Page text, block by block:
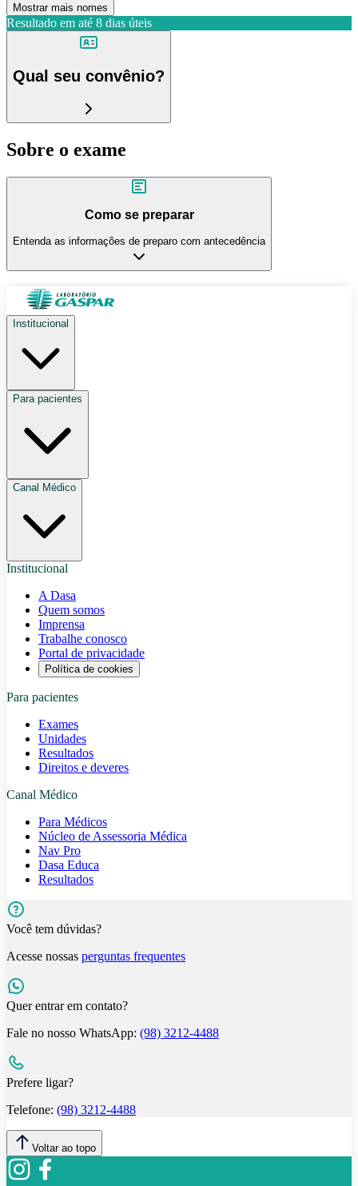
Mostrar mais nomes
Resultado em até 8 dias úteis
Qual seu convênio?
Sobre o exame
Como se preparar
Entenda as informações de preparo com antecedência
Institucional
Para pacientes
Canal Médico
Institucional
A Dasa
Quem somos
Imprensa
Trabalhe conosco
Portal de privacidade
Política de cookies
Para pacientes
Exames
Unidades
Resultados
Direitos e deveres
Canal Médico
Para Médicos
Núcleo de Assessoria Médica
Nav Pro
Dasa Educa
Resultados
Você tem dúvidas?
Acesse nossas perguntas frequentes
Quer entrar em contato?
Fale no nosso WhatsApp: (98) 3212-4488
Prefere ligar?
Telefone: (98) 3212-4488
Voltar ao topo